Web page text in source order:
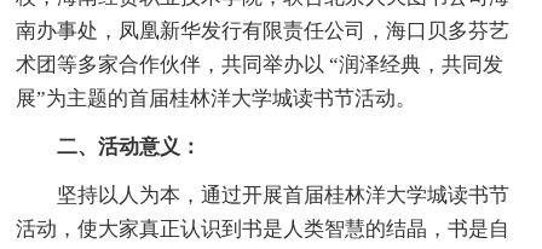
南办事处，凤凰新华发行有限责任公司，海口贝多芬艺
术团等多家合作伙伴，共同举办以 “润泽经典，共同发
展”为主题的首届桂林洋大学城读书节活动。
二、活动意义：
坚持以人为本，通过开展首届桂林洋大学城读书节
活动，使大家真正认识到书是人类智慧的结晶，书是自